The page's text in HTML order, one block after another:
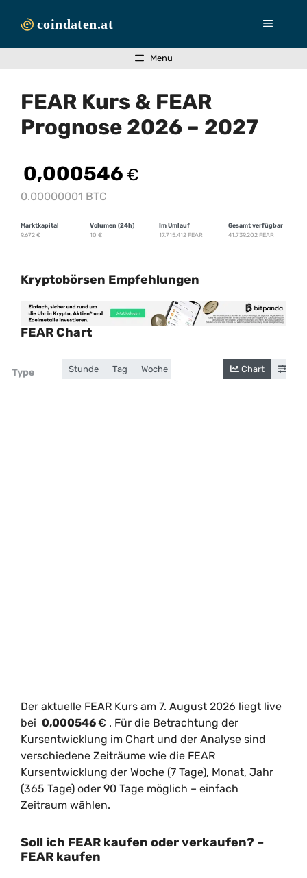
Inhalt
Menü
Menu
FEAR Kurs & FEAR
Prognose 2026 – 2027
0,000546 €
0.00000001 BTC
Marktkapital
9.672 €
Volumen (24h)
10 €
Im Umlauf
17.715.412 FEAR
Gesamt verfügbar
41.739.202 FEAR
Kryptobörsen Empfehlungen
FEAR Chart
Zoom Stunde Tag Woche Jahr Gesamt
Type Chart
Der aktuelle FEAR Kurs am 7. August 2026 liegt live
bei 0,000546€ . Für die Betrachtung der
Kursentwicklung im Chart und der Analyse sind
verschiedene Zeiträume wie die FEAR
Kursentwicklung der Woche (7 Tage), Monat, Jahr
(365 Tage) oder 90 Tage möglich – einfach
Zeitraum wählen.
Soll ich FEAR kaufen oder verkaufen? –
FEAR kaufen